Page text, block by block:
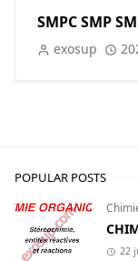
SMPC SMP
exosup
POPULAR POSTS
22